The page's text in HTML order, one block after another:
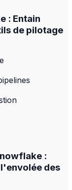
: Entain
de pilotage
:
des